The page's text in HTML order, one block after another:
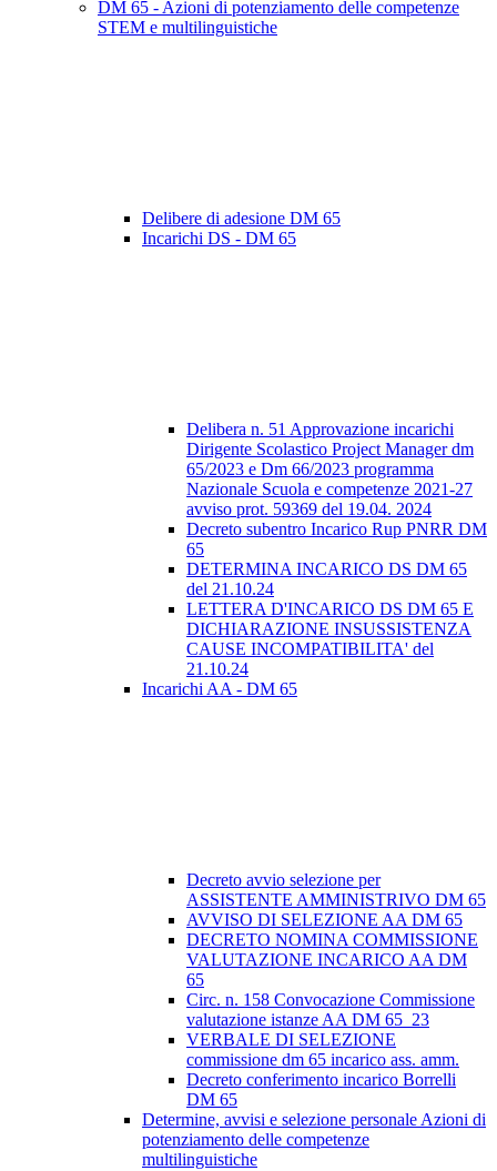
DM 65 - Azioni di potenziamento delle competenze
STEM e multilinguistiche
Delibere di adesione DM 65
Incarichi DS - DM 65
Delibera n. 51 Approvazione incarichi
Dirigente Scolastico Project Manager dm
65/2023 e Dm 66/2023 programma
Nazionale Scuola e competenze 2021-27
avviso prot. 59369 del 19.04. 2024
Decreto subentro Incarico Rup PNRR DM
65
DETERMINA INCARICO DS DM 65
del 21.10.24
LETTERA D'INCARICO DS DM 65 E
DICHIARAZIONE INSUSSISTENZA
CAUSE INCOMPATIBILITA' del
21.10.24
Incarichi AA - DM 65
Decreto avvio selezione per
ASSISTENTE AMMINISTRIVO DM 65
AVVISO DI SELEZIONE AA DM 65
DECRETO NOMINA COMMISSIONE
VALUTAZIONE INCARICO AA DM
65
Circ. n. 158 Convocazione Commissione
valutazione istanze AA DM 65_23
VERBALE DI SELEZIONE
commissione dm 65 incarico ass. amm.
Decreto conferimento incarico Borrelli
DM 65
Determine, avvisi e selezione personale Azioni di
potenziamento delle competenze
multilinguistiche